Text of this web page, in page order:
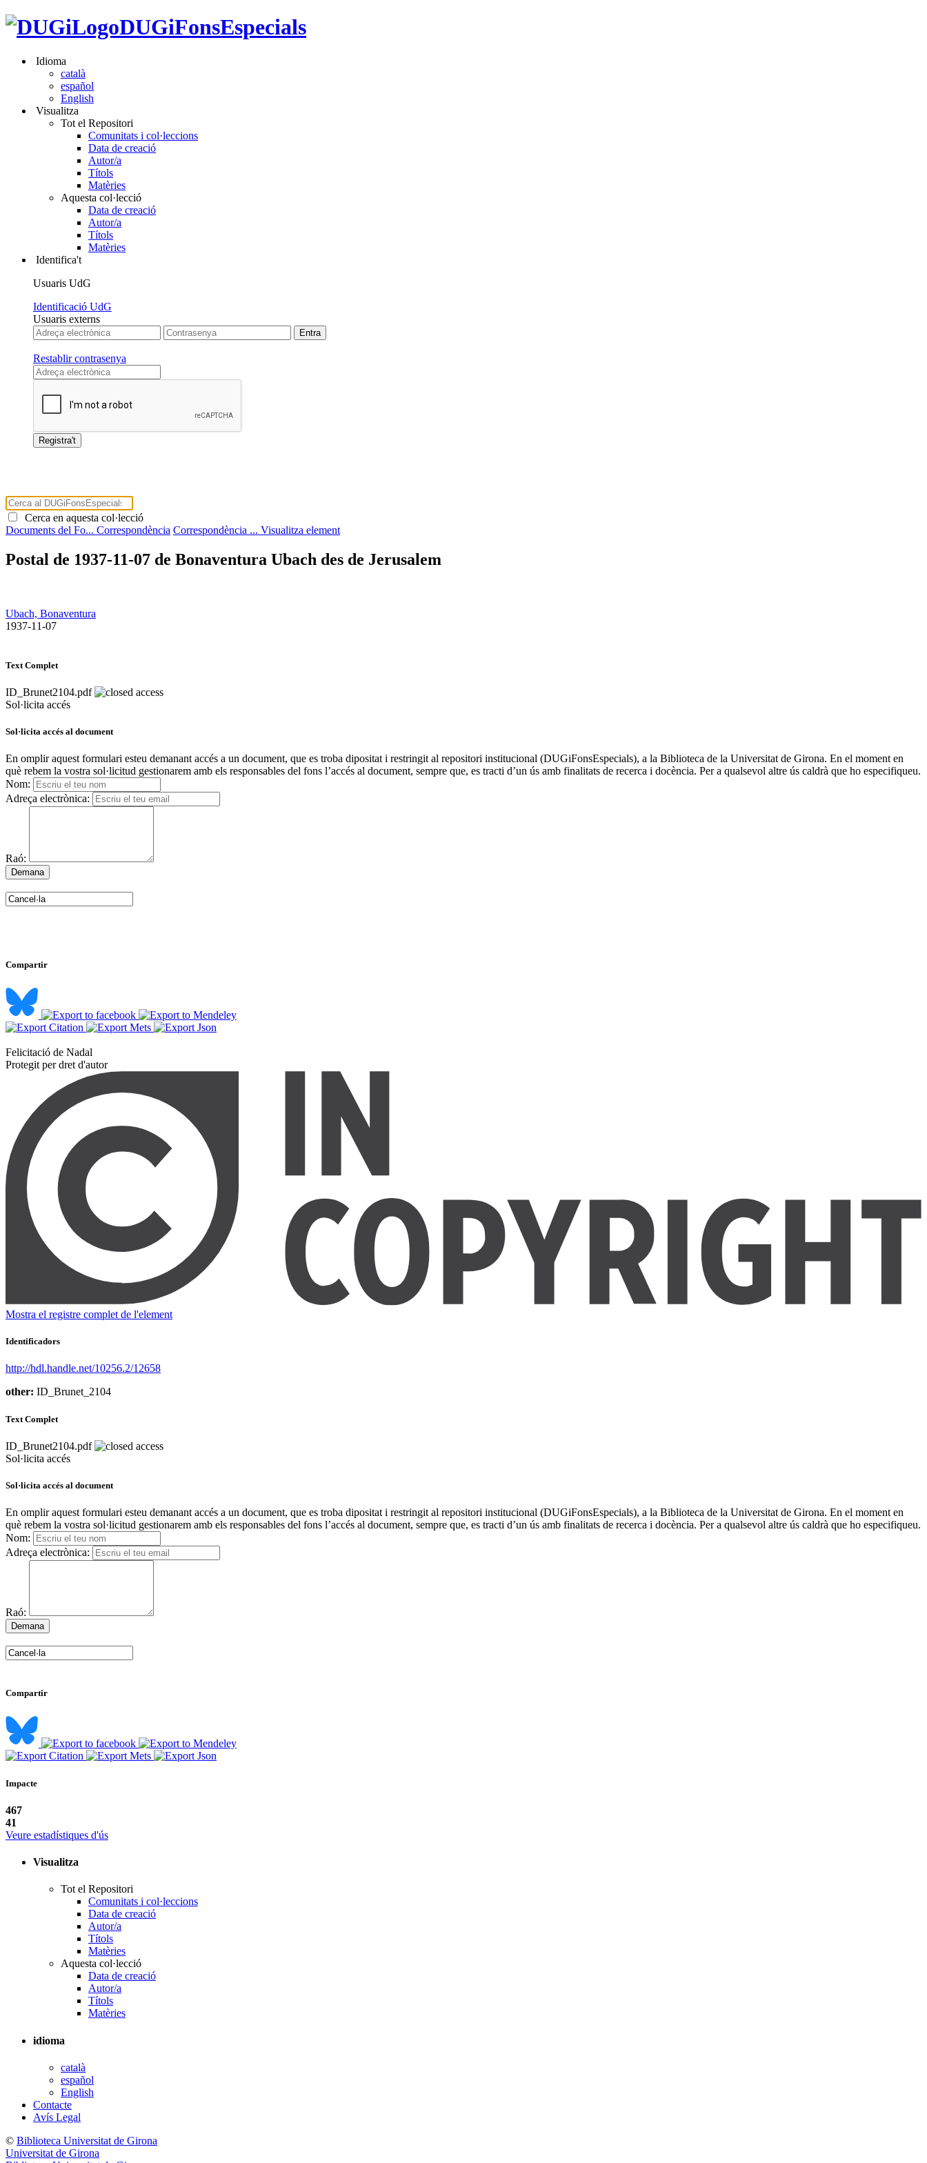
DUGiFonsEspecials
Idioma
català
español
English
Visualitza
Tot el Repositori
Comunitats i col·leccions
Data de creació
Autor/a
Títols
Matèries
Aquesta col·lecció
Data de creació
Autor/a
Títols
Matèries
Identifica't
Usuaris UdG
Identificació UdG
Usuaris externs
Restablir contrasenya
Cerca en aquesta col·lecció
Documents del Fo... Correspondència Correspondència ... Visualitza element
Postal de 1937-11-07 de Bonaventura Ubach des de Jerusalem
Ubach, Bonaventura
​ 1937-11-07
Text Complet
ID_Brunet2104.pdf
Sol·licita accés
Sol·licita accés al document
En omplir aquest formulari esteu demanant accés a un document, que es troba dipositat i restringit al repositori institucional (DUGiFonsEspecials), a la Biblioteca de la Universitat de Girona. En el moment en
què rebem la vostra sol·licitud gestionarem amb els responsables del fons l’accés al document, sempre que, es tracti d’un ús amb finalitats de recerca i docència. Per a qualsevol altre ús caldrà que ho especifiqueu.
Nom:
Adreça electrònica:
Raó:
Compartir
Felicitació de Nadal ​
Protegit per dret d'autor
Mostra el registre complet de l'element
Identificadors
http://hdl.handle.net/10256.2/12658
other: ID_Brunet_2104
Text Complet
ID_Brunet2104.pdf
Sol·licita accés
Sol·licita accés al document
En omplir aquest formulari esteu demanant accés a un document, que es troba dipositat i restringit al repositori institucional (DUGiFonsEspecials), a la Biblioteca de la Universitat de Girona. En el moment en
què rebem la vostra sol·licitud gestionarem amb els responsables del fons l’accés al document, sempre que, es tracti d’un ús amb finalitats de recerca i docència. Per a qualsevol altre ús caldrà que ho especifiqueu.
Nom:
Adreça electrònica:
Raó:
Compartir
Impacte
467
41
Veure estadístiques d'ús
Visualitza
Tot el Repositori
Comunitats i col·leccions
Data de creació
Autor/a
Títols
Matèries
Aquesta col·lecció
Data de creació
Autor/a
Títols
Matèries
idioma
català
español
English
Contacte
Avís Legal
© Biblioteca Universitat de Girona
Universitat de Girona